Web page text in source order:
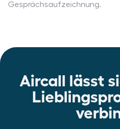
Gesprächsaufzeichnung.
Aircall lässt